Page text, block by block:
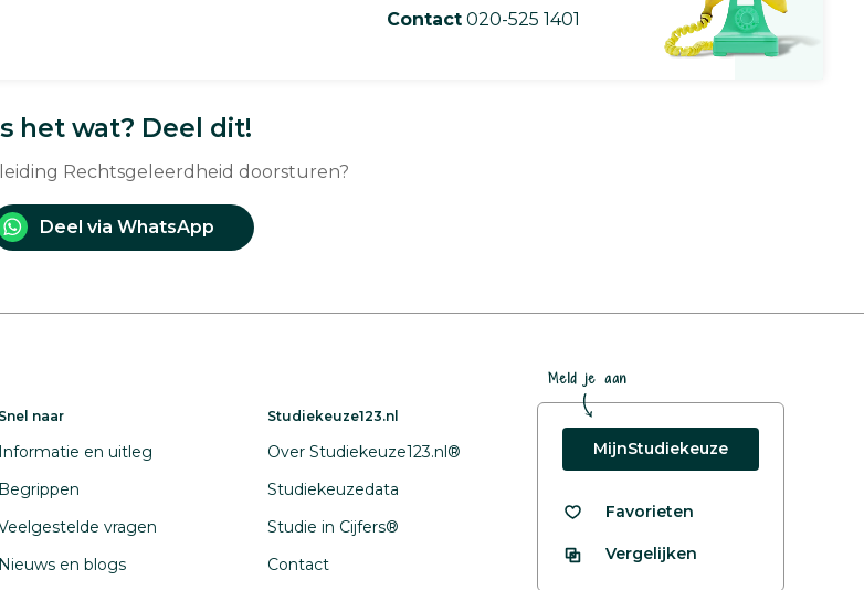
Contact 020-525 1401
het wat? Deel dit!
Rechtsgeleerdheid doorsturen?
Deel via WhatsApp
Snel naar
Informatie en uitleg
Begrippen
vragen
Nieuws en blogs
Studiekeuze123.nl
Over Studiekeuze123.nl®
Studiekeuzedata
Studie in Cijfers®
Contact
Meld je aan
MijnStudiekeuze
Favorieten
Vergelijken